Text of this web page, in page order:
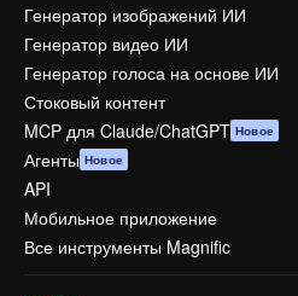
Генератор изображений ИИ
Генератор видео ИИ
Генератор голоса на основе ИИ
Стоковый контент
MCP для Claude/ChatGPT Новое
Агенты Новое
API
Мобильное приложение
Все инструменты Magnific